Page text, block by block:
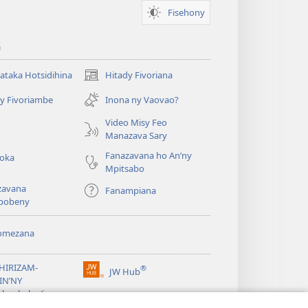
Fisehony
Hotsidihina Hitady Fivoriana
(manokatra
rohy)
Fivoriambe
Inona ny Vaovao?
Video Misy Feo
Manazava Sary
Fanazavana ho An’ny
Mpitsabo
Fanampiana
JW Hub®
(manokatra
rohy)